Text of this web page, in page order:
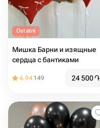
Ostatni
Мишка Барни и изящные
сердца с бантиками
4.94 149 24 500֏